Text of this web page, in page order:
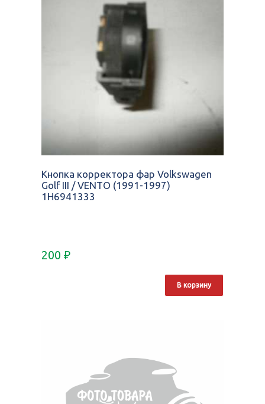
Кнопка корректора фар Volkswagen
Golf III / VENTO (1991-1997)
1H6941333
200 ₽
В корзину